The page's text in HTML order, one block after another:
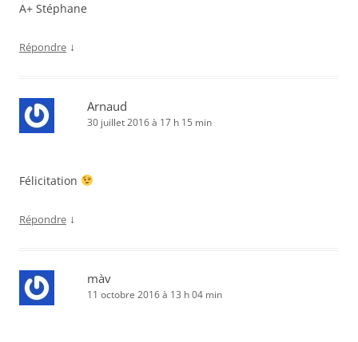
A+ Stéphane
Répondre ↓
Arnaud
30 juillet 2016 à 17 h 15 min
Félicitation
Répondre ↓
màv
11 octobre 2016 à 13 h 04 min